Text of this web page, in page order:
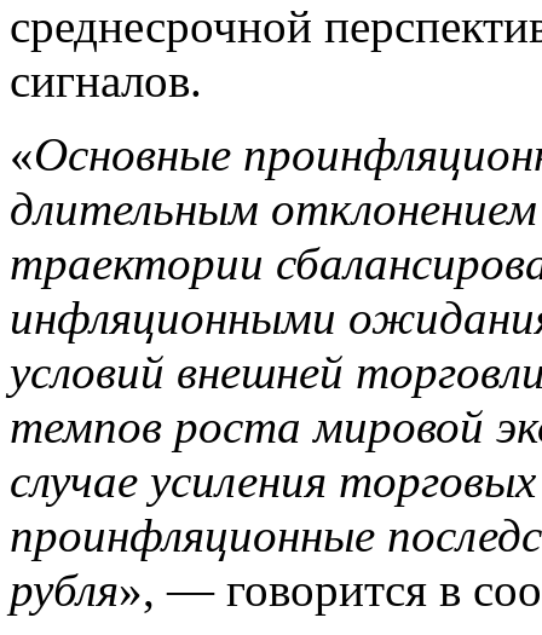
среднесрочной
сигналов.
«Основные
длительным
траектории
инфляционными
условий внешней
темпов роста мировой
случае усиления
проинфляционные
рубля», — говорится в